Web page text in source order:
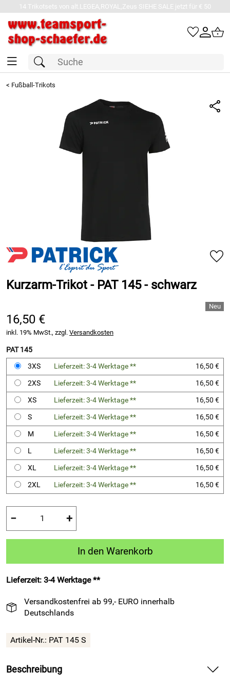
14 Trikotsets von alt.LEGEA,ROYAL,Zeus SIEHE SALE jetzt für € 50
< Fußball-Trikots
Kurzarm-Trikot - PAT 145 - schwarz
16,50 €
inkl. 19% MwSt., zzgl. Versandkosten
PAT 145
3XS
Lieferzeit: 3-4 Werktage **
16,50 €
2XS
Lieferzeit: 3-4 Werktage **
16,50 €
XS
Lieferzeit: 3-4 Werktage **
16,50 €
S
Lieferzeit: 3-4 Werktage **
16,50 €
M
Lieferzeit: 3-4 Werktage **
16,50 €
L
Lieferzeit: 3-4 Werktage **
16,50 €
XL
Lieferzeit: 3-4 Werktage **
16,50 €
2XL
Lieferzeit: 3-4 Werktage ** 16,50 €
− +
In den Warenkorb
Lieferzeit: 3-4 Werktage **
Versandkostenfrei ab 99,- EURO innerhalb
Deutschlands
Artikel-Nr.: PAT 145 S
Beschreibung